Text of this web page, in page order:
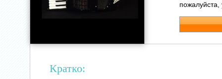
пожалуйста,
Кратко: